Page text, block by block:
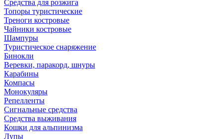
Средства для розжига
Топоры туристические
Треноги костровые
Чайники костровые
Шампуры
Туристическое снаряжение
Бинокли
Веревки, паракорд, шнуры
Карабины
Компасы
Монокуляры
Репелленты
Сигнальные средства
Средства выживания
Кошки для альпинизма
Лупы